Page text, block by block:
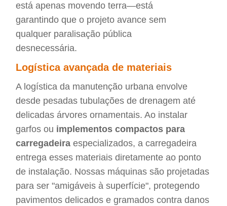
está apenas movendo terra—está
garantindo que o projeto avance sem
qualquer paralisação pública
desnecessária.
Logística avançada de materiais
A logística da manutenção urbana envolve
desde pesadas tubulações de drenagem até
delicadas árvores ornamentais. Ao instalar
garfos ou implementos compactos para
carregadeira especializados, a carregadeira
entrega esses materiais diretamente ao ponto
de instalação. Nossas máquinas são projetadas
para ser "amigáveis à superfície", protegendo
pavimentos delicados e gramados contra danos